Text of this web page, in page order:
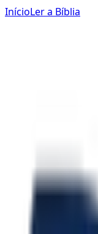
InícioLer a Bíblia